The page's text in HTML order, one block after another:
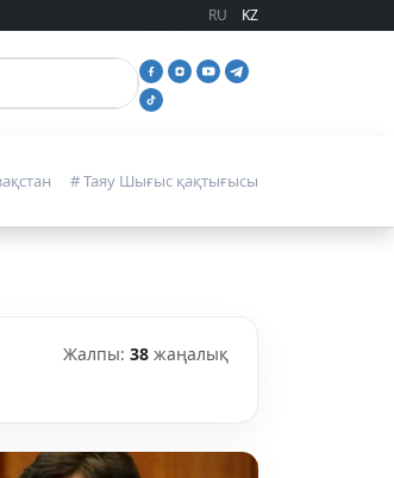
RU KZ
# Таяу Шығыс қақтығысы
Жалпы: 38 жаңалық